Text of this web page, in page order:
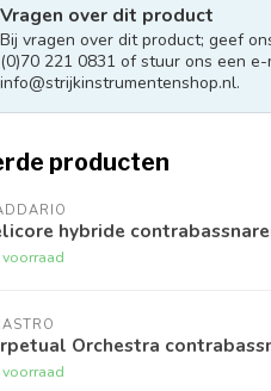
Vragen over dit product
Bij vragen over dit product; geef
(0)70 221 0831 of stuur ons een e-
info@strijkinstrumentenshop.nl.
producten
hybride
Orchestra